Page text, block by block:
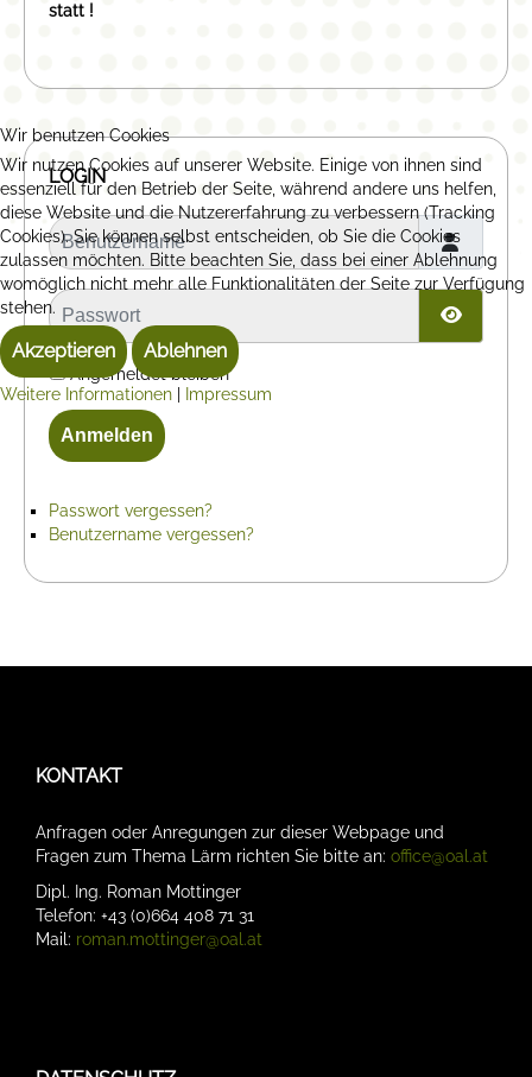
statt !
LOGIN
Benutzername
Passwort
Angemeldet bleiben
Anmelden
Passwort vergessen?
Benutzername vergessen?
KONTAKT
Anfragen oder Anregungen zur dieser Webpage und
Fragen zum Thema Lärm richten Sie bitte an: office@oal.at
Dipl. Ing. Roman Mottinger
Telefon: +43 (0)664 408 71 31
Mail: roman.mottinger@oal.at
Wir benutzen Cookies
Wir nutzen Cookies auf unserer Website. Einige von ihnen sind
essenziell für den Betrieb der Seite, während andere uns helfen,
diese Website und die Nutzererfahrung zu verbessern (Tracking
Cookies). Sie können selbst entscheiden, ob Sie die Cookies
zulassen möchten. Bitte beachten Sie, dass bei einer Ablehnung
womöglich nicht mehr alle Funktionalitäten der Seite zur Verfügung
stehen.
Akzeptieren Ablehnen
Weitere Informationen Impressum